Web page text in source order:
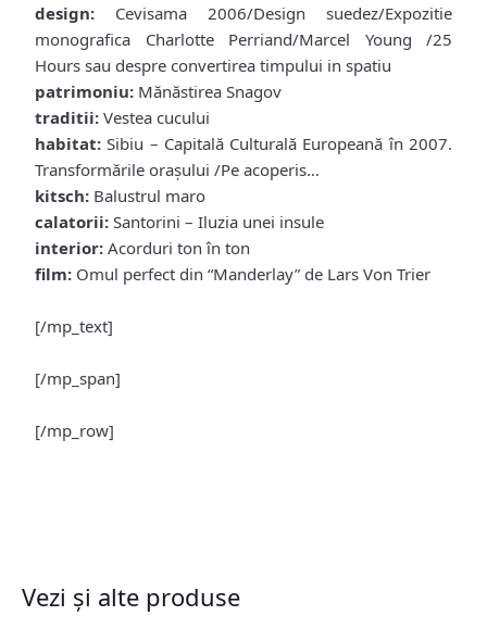
design: Cevisama 2006/Design suedez/Expozitie
monografica Charlotte Perriand/Marcel Young /25
Hours sau despre convertirea timpului in spatiu
patrimoniu: Mănăstirea Snagov
traditii: Vestea cucului
habitat: Sibiu – Capitală Culturală Europeană în 2007.
Transformările oraşului /Pe acoperis…
kitsch: Balustrul maro
calatorii: Santorini – Iluzia unei insule
interior: Acorduri ton în ton
film: Omul perfect din “Manderlay” de Lars Von Trier
[/mp_text]
[/mp_span]
[/mp_row]
Vezi și alte produse